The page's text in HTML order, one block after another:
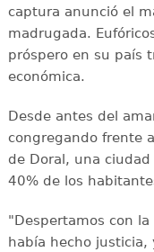
captura anunció el
madrugada.
próspero en su país
económica.
Desde antes del
congregando frente
de Doral, una
40% de los
"Despertamos con
había hecho